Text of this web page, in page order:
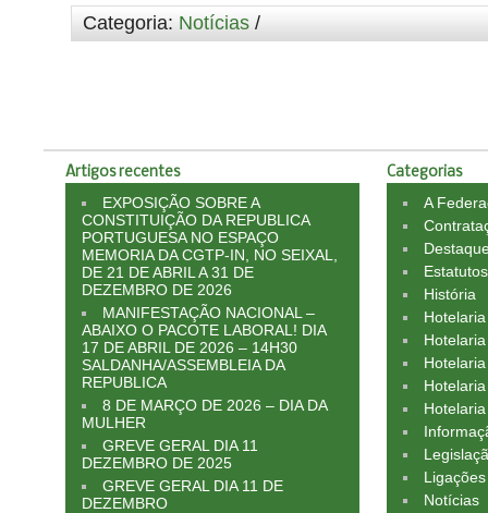
Categoria: Notícias /
Artigos recentes
EXPOSIÇÃO SOBRE A
CONSTITUIÇÃO DA REPUBLICA
PORTUGUESA NO ESPAÇO
MEMORIA DA CGTP-IN, NO SEIXAL,
DE 21 DE ABRIL A 31 DE
DEZEMBRO DE 2026
MANIFESTAÇÃO NACIONAL –
ABAIXO O PACOTE LABORAL! DIA
17 DE ABRIL DE 2026 – 14H30
SALDANHA/ASSEMBLEIA DA
REPUBLICA
8 DE MARÇO DE 2026 – DIA DA
MULHER
GREVE GERAL DIA 11
DEZEMBRO DE 2025
GREVE GERAL DIA 11 DE
DEZEMBRO
Categorias
A
Estatutos
História
Ligações
Notícias